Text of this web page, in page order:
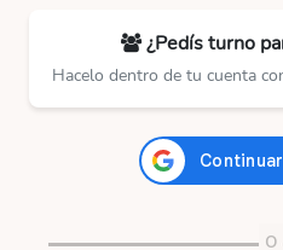
¿Pedís turno
Hacelo dentro de tu cuenta